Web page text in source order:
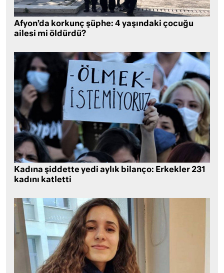
Afyon’da korkunç şüphe: 4 yaşındaki çocuğu
ailesi mi öldürdü?
Kadına şiddette yedi aylık bilanço: Erkekler 231
kadını katletti